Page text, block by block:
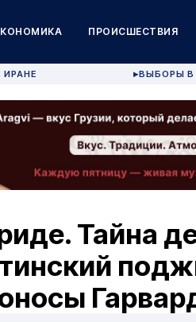
ПРОИСШЕСТВИЯ
ИРАНЕ ▶ВЫБОРЫ В
Тайна